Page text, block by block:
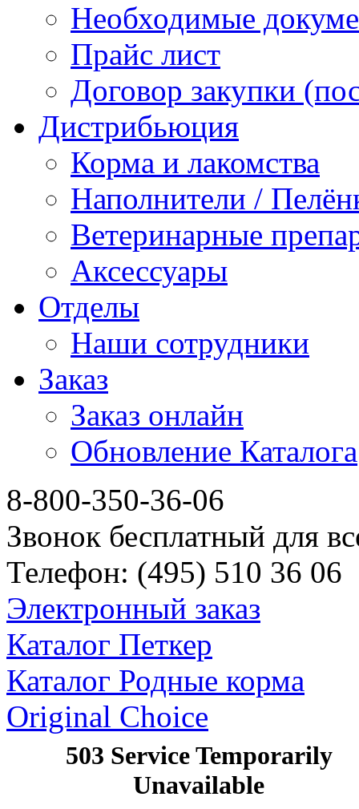
Необходимые
Прайс лист
Договор закупки
Дистрибьюция
Корма и лакомства
Наполнители /
Ветеринарные
Аксессуары
Отделы
Наши сотрудники
Заказ
Заказ онлайн
Обновление Каталога
8-800-350-36-06
Звонок бесплатный для
Телефон: (495) 510 36 06
Электронный заказ
Каталог Петкер
Каталог Родные корма
Original Choice